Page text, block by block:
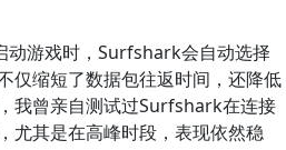
动游戏时，Surfshark会自动选择
仅缩短了数据包往返时间，还降低
我曾亲自测试过Surfshark在连接
尤其是在高峰时段，表现依然稳